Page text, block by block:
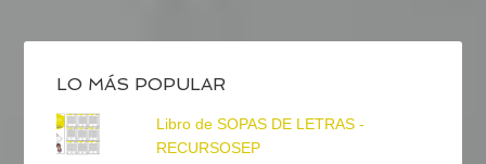
LO MÁS POPULAR
Libro de SOPAS DE LETRAS -
RECURSOSEP